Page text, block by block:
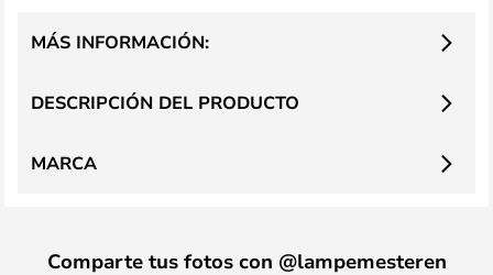
DESCRIPCIÓN DEL PRODUCTO
MÁS INFORMACIÓN:
MARCA
Comparte tus fotos con @lampemesteren